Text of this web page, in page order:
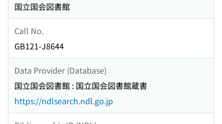
国立国会図書館
Call No.
GB121-J8644
Data Provider (Database)
国立国会図書館 : 国立国会図書館蔵書
https://ndlsearch.ndl.go.jp